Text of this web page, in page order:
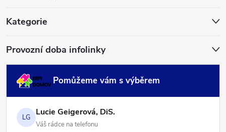
Kategorie
Provozní doba infolinky
Pomůžeme vám s výběrem
LG Lucie Geigerová, DiS.
Váš rádce na telefonu